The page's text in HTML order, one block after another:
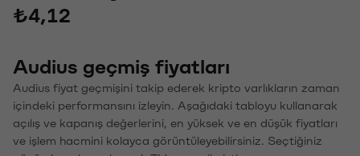
₺4,12
Audius geçmiş fiyatları
Audius fiyat geçmişini takip ederek kripto varlıkların zaman
içindeki performansını izleyin. Aşağıdaki tabloyu kullanarak
açılış ve kapanış değerlerini, en yüksek ve en düşük fiyatları
ve işlem hacmini kolayca görüntüleyebilirsiniz. Seçtiğiniz